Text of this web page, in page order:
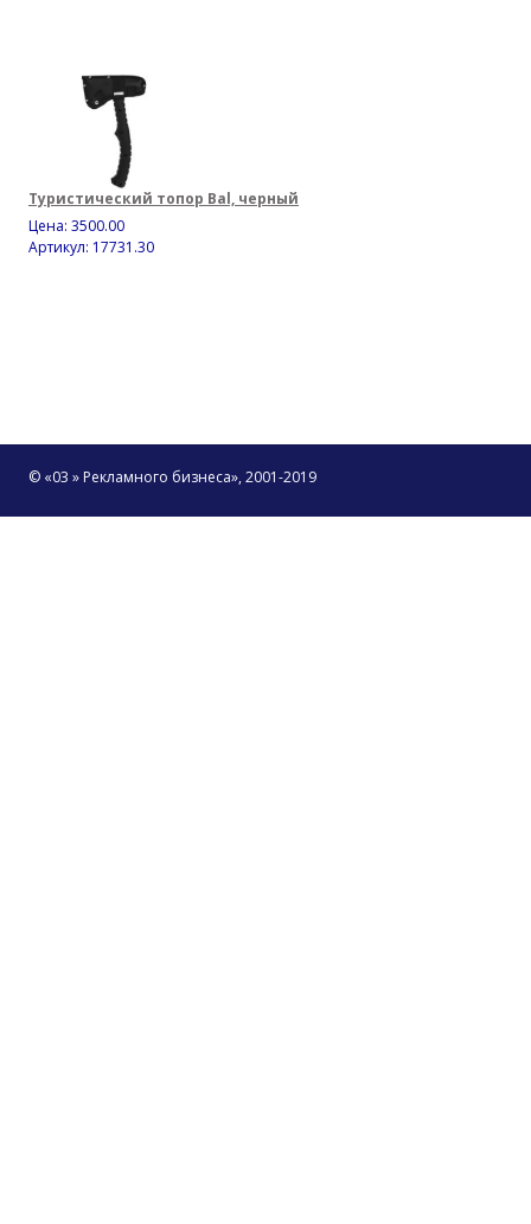
Туристический топор Bal, черный
Цена: 3500.00
Артикул: 17731.30
© «03 » Рекламного бизнеса», 2001-2019